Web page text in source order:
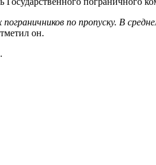
по пропуску. В
он.